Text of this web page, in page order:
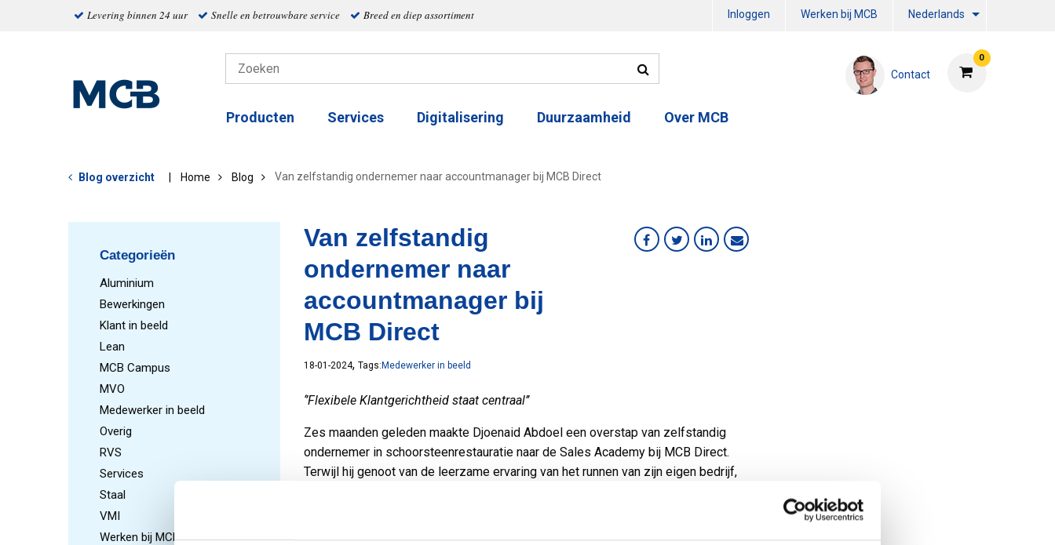
Levering binnen 24 uur Snelle en betrouwbare service Breed en diep assortiment Inloggen Werken bij MCB Nederlands
0
Contact
Producten Services Digitalisering Duurzaamheid Over MCB
Blog overzicht Home Blog Van zelfstandig ondernemer naar accountmanager bij MCB Direct
Categorieën
Aluminium
Bewerkingen
Klant in beeld
Lean
MCB Campus
MVO
Medewerker in beeld
Overig
RVS
Services
Staal
VMI
Werken bij MCB
Van zelfstandig
ondernemer naar
accountmanager bij
MCB Direct
18-01-2024, Tags: Medewerker in beeld
‘’Flexibele Klantgerichtheid staat centraal’’
Zes maanden geleden maakte Djoenaid Abdoel een overstap van zelfstandig
ondernemer in schoorsteenrestauratie naar de Sales Academy bij MCB Direct.
Terwijl hij genoot van de leerzame ervaring van het runnen van zijn eigen bedrijf,